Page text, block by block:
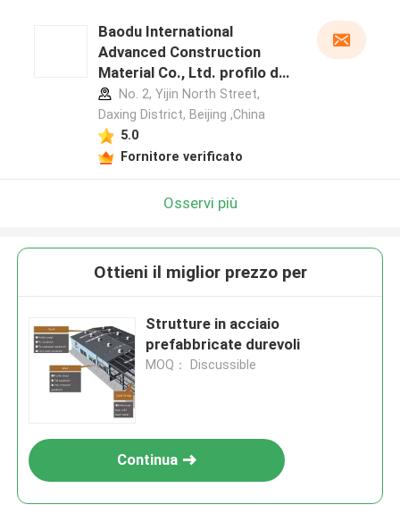
Baodu International
Advanced Construction
Material Co., Ltd. profilo del
produttore
No. 2, Yijin North Street,
Daxing District, Beijing ,China
5.0
Fornitore verificato
Osservi più
Ottieni il miglior prezzo per
Strutture in acciaio
prefabbricate durevoli
MOQ： Discussible
Continua